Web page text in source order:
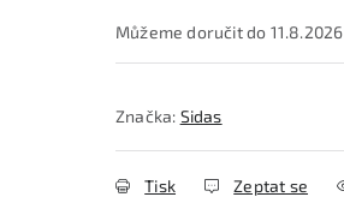
11.8.2026
Značka: Sidas
Tisk Zeptat se